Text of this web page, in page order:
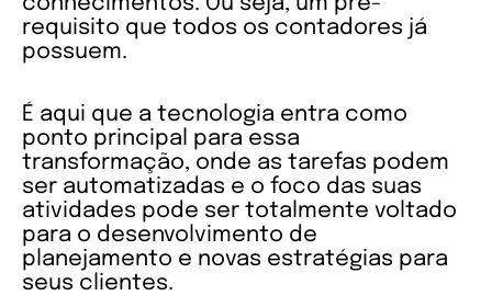
requisito que todos os contadores já
possuem.
É aqui que a tecnologia entra como
ponto principal para essa
transformação, onde as tarefas podem
ser automatizadas e o foco das suas
atividades pode ser totalmente voltado
para o desenvolvimento de
planejamento e novas estratégias para
seus clientes.